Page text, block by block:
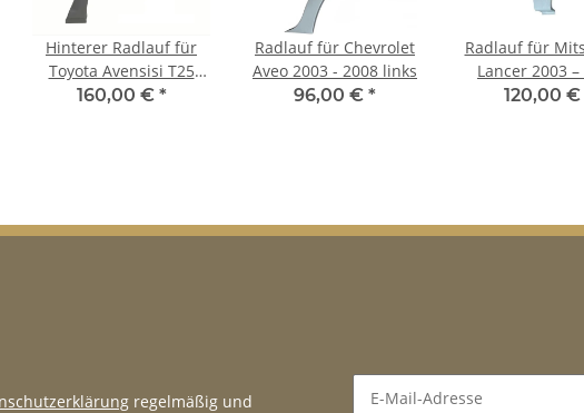
Hinterer Radlauf für
Toyota Avensisi T25
2003-2008 links
160,00 € *
Radlauf für Chevrolet
Aveo 2003 - 2008 links
96,00 € *
Radlauf für
Lancer 2003 –
links
120,00 €
regelmäßig und